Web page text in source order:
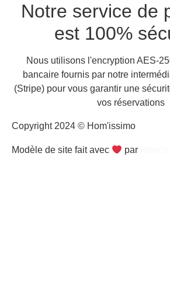
Notre service de
est 100%
Nous utilisons l'encryption AES-
bancaire fournis par notre
(Stripe) pour vous garantir une
vos réservations
Copyright 2024 © Hom'issimo
Modèle de site fait avec par